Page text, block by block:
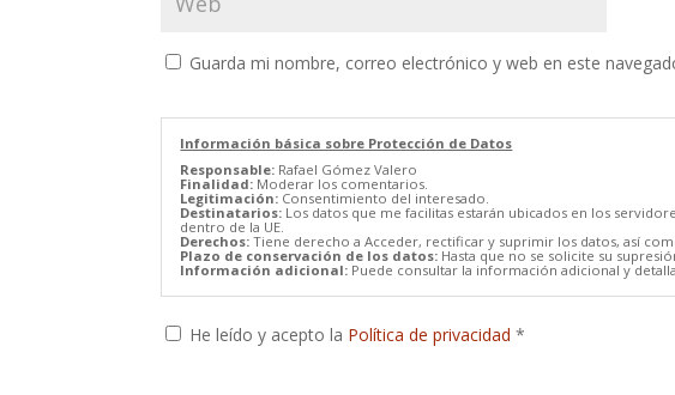
Guarda mi nombre, correo electrónico y web en este
Información básica sobre Protección de Datos
Responsable: Rafael Gómez Valero
Finalidad: Moderar los comentarios.
Legitimación: Consentimiento del interesado.
Destinatarios: Los datos que me facilitas estarán ubicados en los
dentro de la UE.
Derechos: Tiene derecho a Acceder, rectificar y suprimir los datos, así
Plazo de conservación de los datos: Hasta que no se solicite su
Información adicional: Puede consultar la información adicional y
He leído y acepto la Política de privacidad*